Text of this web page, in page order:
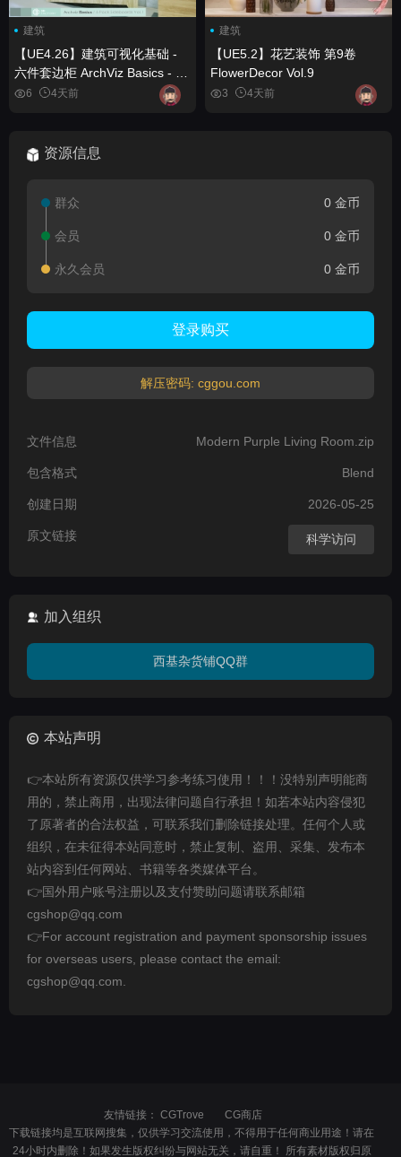
建筑
【UE4.26】建筑可视化基础 -
六件套边柜 ArchViz Basics - 6
Pack Sideboards
6 4天前
建筑
【UE5.2】花艺装饰 第9卷
FlowerDecor Vol.9
3 4天前
资源信息
群众 0 金币
会员 0 金币
永久会员 0 金币
登录购买
解压密码: cggou.com
文件信息 Modern Purple Living Room.zip
包含格式 Blend
创建日期 2026-05-25
原文链接 科学访问
加入组织
西基杂货铺QQ群
本站声明
👉本站所有资源仅供学习参考练习使用！！！没特别声明能商
用的，禁止商用，出现法律问题自行承担！如若本站内容侵犯
了原著者的合法权益，可联系我们删除链接处理。任何个人或
组织，在未征得本站同意时，禁止复制、盗用、采集、发布本
站内容到任何网站、书籍等各类媒体平台。
👉国外用户账号注册以及支付赞助问题请联系邮箱
cgshop@qq.com
👉For account registration and payment sponsorship issues
for overseas users, please contact the email:
cgshop@qq.com.
友情链接： CGTrove
CG商店
下载链接均是互联网搜集，仅供学习交流使用，不得用于任何商业用途！请在
24小时内删除！如果发生版权纠纷与网站无关，请自重！ 所有素材版权归原